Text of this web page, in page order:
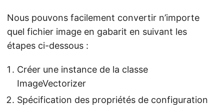
Nous pouvons facilement convertir n’importe
quel fichier image en gabarit en suivant les
étapes ci-dessous :
Créer une instance de la classe
ImageVectorizer
Spécification des propriétés de configuration